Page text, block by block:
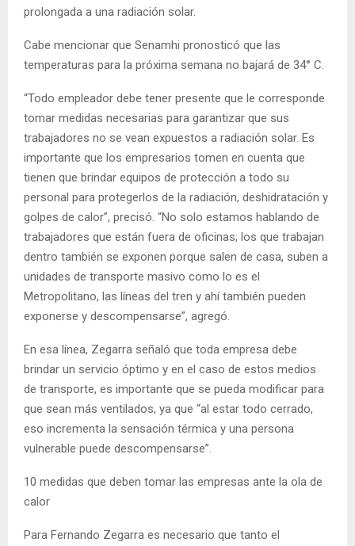
prolongada a una radiación solar.
Cabe mencionar que Senamhi pronosticó que las
temperaturas para la próxima semana no bajará de 34° C.
“Todo empleador debe tener presente que le corresponde
tomar medidas necesarias para garantizar que sus
trabajadores no se vean expuestos a radiación solar. Es
importante que los empresarios tomen en cuenta que
tienen que brindar equipos de protección a todo su
personal para protegerlos de la radiación, deshidratación y
golpes de calor”, precisó. “No solo estamos hablando de
trabajadores que están fuera de oficinas; los que trabajan
dentro también se exponen porque salen de casa, suben a
unidades de transporte masivo como lo es el
Metropolitano, las líneas del tren y ahí también pueden
exponerse y descompensarse”, agregó.
En esa línea, Zegarra señaló que toda empresa debe
brindar un servicio óptimo y en el caso de estos medios
de transporte, es importante que se pueda modificar para
que sean más ventilados, ya que “al estar todo cerrado,
eso incrementa la sensación térmica y una persona
vulnerable puede descompensarse”.
10 medidas que deben tomar las empresas ante la ola de
calor
Para Fernando Zegarra es necesario que tanto el